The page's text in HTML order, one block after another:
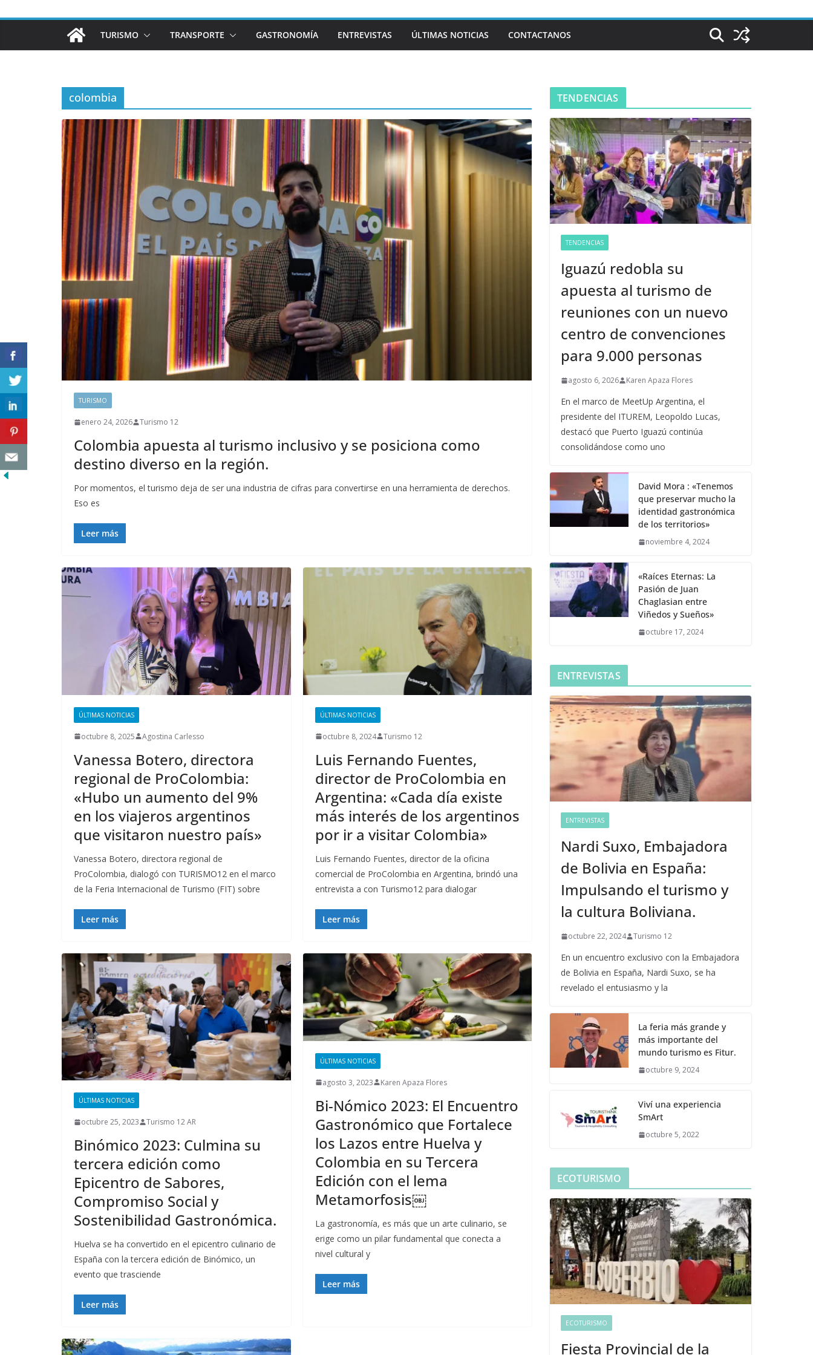
TURISMO TRANSPORTE GASTRONOMÍA ENTREVISTAS ÚLTIMAS NOTICIAS CONTACTANOS
colombia
TURISMO
enero 24, 2026 Turismo 12
Colombia apuesta al turismo inclusivo y se posiciona como
destino diverso en la región.
Por momentos, el turismo deja de ser una industria de cifras para convertirse en una herramienta de derechos.
Eso es
Leer más
ÚLTIMAS NOTICIAS
octubre 8, 2025 Agostina Carlesso
Vanessa Botero, directora
regional de ProColombia:
«Hubo un aumento del 9%
en los viajeros argentinos
que visitaron nuestro país»
Vanessa Botero, directora regional de
ProColombia, dialogó con TURISMO12 en el marco
de la Feria Internacional de Turismo (FIT) sobre
Leer más
ÚLTIMAS NOTICIAS
octubre 8, 2024 Turismo 12
Luis Fernando Fuentes,
director de ProColombia en
Argentina: «Cada día existe
más interés de los argentinos
por ir a visitar Colombia»
Luis Fernando Fuentes, director de la oficina
comercial de ProColombia en Argentina, brindó una
entrevista a con Turismo12 para dialogar
Leer más
ÚLTIMAS NOTICIAS
octubre 25, 2023 Turismo 12 AR
Binómico 2023: Culmina su
tercera edición como
Epicentro de Sabores,
Compromiso Social y
Sostenibilidad Gastronómica.
Huelva se ha convertido en el epicentro culinario de
España con la tercera edición de Binómico, un
evento que trasciende
Leer más
ÚLTIMAS NOTICIAS
agosto 3, 2023 Karen Apaza Flores
Bi-Nómico 2023: El Encuentro
Gastronómico que Fortalece
los Lazos entre Huelva y
Colombia en su Tercera
Edición con el lema
Metamorfosis￼
La gastronomía, es más que un arte culinario, se
erige como un pilar fundamental que conecta a
nivel cultural y
Leer más
TENDENCIAS
TENDENCIAS
Iguazú redobla su
apuesta al turismo de
reuniones con un nuevo
centro de convenciones
para 9.000 personas
agosto 6, 2026 Karen Apaza Flores
En el marco de MeetUp Argentina, el
presidente del ITUREM, Leopoldo Lucas,
destacó que Puerto Iguazú continúa
consolidándose como uno
David Mora : «Tenemos
que preservar mucho la
identidad gastronómica
de los territorios»
noviembre 4, 2024
«Raíces Eternas: La
Pasión de Juan
Chaglasian entre
Viñedos y Sueños»
octubre 17, 2024
ENTREVISTAS
ENTREVISTAS
Nardi Suxo, Embajadora
de Bolivia en España:
Impulsando el turismo y
la cultura Boliviana.
octubre 22, 2024 Turismo 12
En un encuentro exclusivo con la Embajadora
de Bolivia en España, Nardi Suxo, se ha
revelado el entusiasmo y la
La feria más grande y
más importante del
mundo turismo es Fitur.
octubre 9, 2024
Viví una experiencia
SmArt
octubre 5, 2022
ECOTURISMO
ECOTURISMO
Fiesta Provincial de la